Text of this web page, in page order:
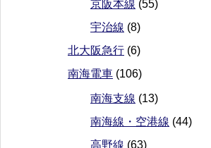
京阪本線 (55)
宇治線 (8)
北大阪急行 (6)
南海電車 (106)
南海支線 (13)
南海線・空港線 (44)
高野線 (63)